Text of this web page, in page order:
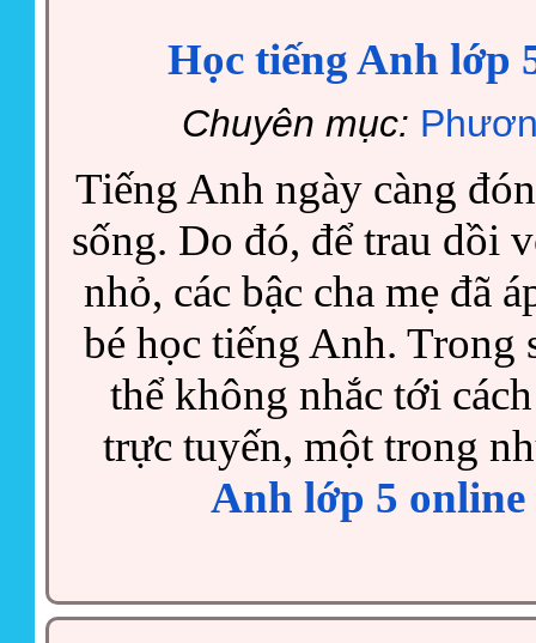
Học tiếng Anh lớp
Chuyên mục:
Tiếng Anh ngày càng
sống. Do đó, để trau dồi
nhỏ, các bậc cha mẹ đã
bé học tiếng Anh. Trong
thể không nhắc tới
trực tuyến, một trong
Anh lớp 5 online